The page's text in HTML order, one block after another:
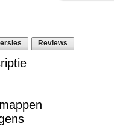
Reviews